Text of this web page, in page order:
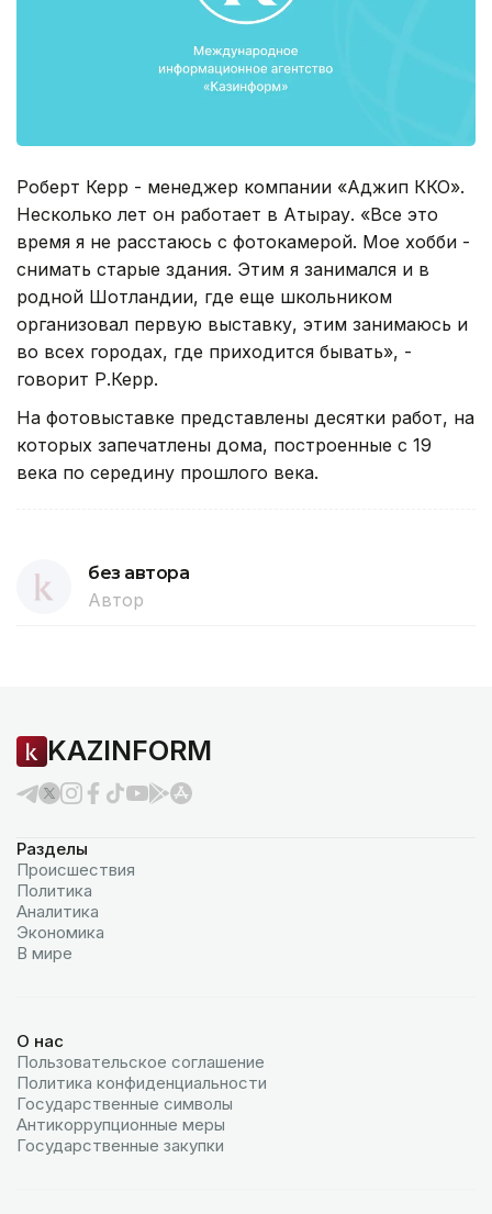
Роберт Керр - менеджер компании «Аджип ККО».
Несколько лет он работает в Атырау. «Все это
время я не расстаюсь с фотокамерой. Мое хобби -
снимать старые здания. Этим я занимался и в
родной Шотландии, где еще школьником
организовал первую выставку, этим занимаюсь и
во всех городах, где приходится бывать», -
говорит Р.Керр.
На фотовыставке представлены десятки работ, на
которых запечатлены дома, построенные с 19
века по середину прошлого века.
без автора
Автор
KAZINFORM
Разделы
Происшествия
Политика
Аналитика
Экономика
В мире
О нас
Пользовательское соглашение
Политика конфиденциальности
Государственные символы
Антикоррупционные меры
Государственные закупки